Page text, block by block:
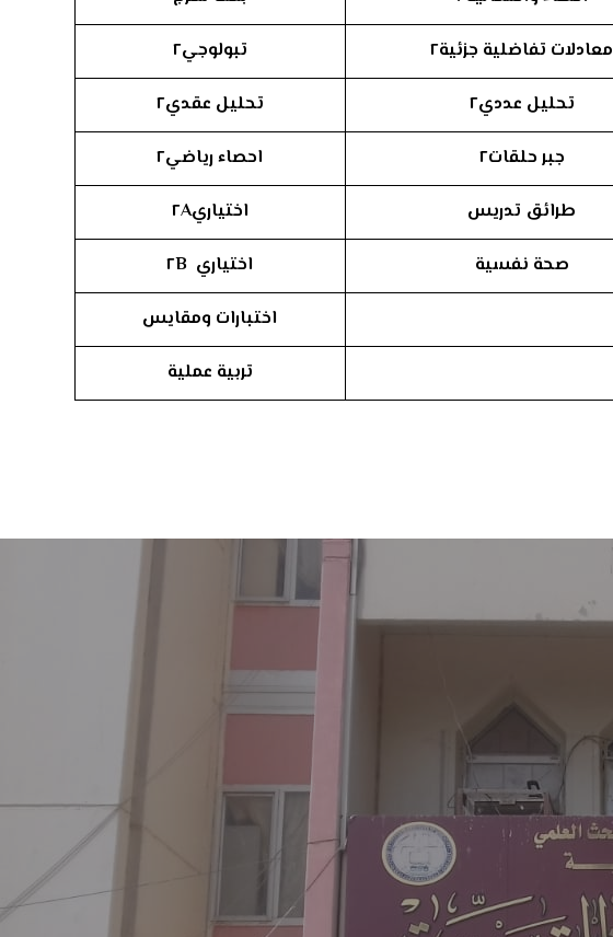
معادلات تفاضلية جزئية٢
تبولوجي٢
تحليل عددي٢
تحليل عقدي٢
جبر حلقات٢
احصاء رياضي٢
طرائق تدريس اختياري٢A
صحة نفسية اختياري ٢ B
اختبارات ومقايس
تربية عملية